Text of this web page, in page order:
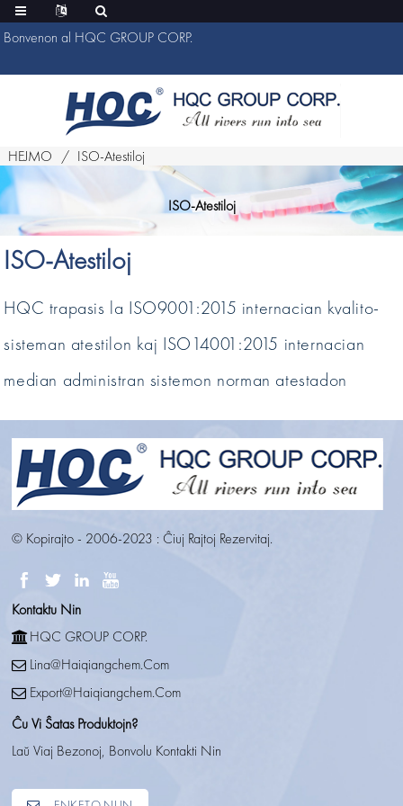
Bonvenon al HQC GROUP CORP.
HEJMO ISO-Atestiloj
ISO-Atestiloj
ISO-Atestiloj
HQC trapasis la ISO9001:2015 internacian kvalito-
sisteman atestilon kaj ISO14001:2015 internacian
median administran sistemon norman atestadon
© Kopirajto - 2006-2023 : Ĉiuj Rajtoj Rezervitaj.
Kontaktu Nin
HQC GROUP CORP.
Lina@haiqiangchem.com
Export@haiqiangchem.com
Ĉu Vi Ŝatas Produktojn?
Laŭ Viaj Bezonoj, Bonvolu Kontakti Nin